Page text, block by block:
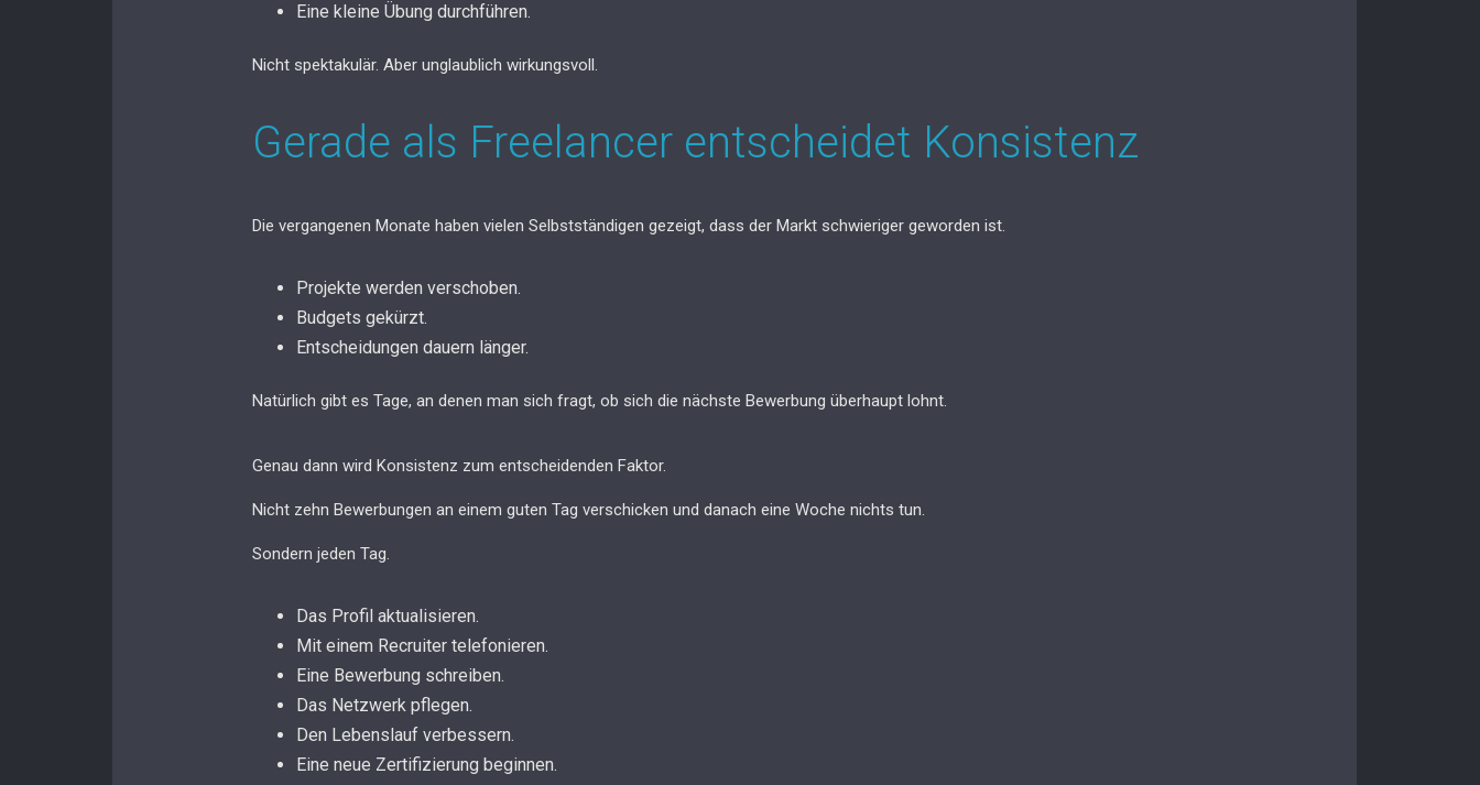
Eine kleine Übung durchführen.
Nicht spektakulär. Aber unglaublich wirkungsvoll.
Gerade als Freelancer entscheidet Konsistenz
Die vergangenen Monate haben vielen Selbstständigen gezeigt, dass der Markt schwieriger geworden ist.
Projekte werden verschoben.
Budgets gekürzt.
Entscheidungen dauern länger.
Natürlich gibt es Tage, an denen man sich fragt, ob sich die nächste Bewerbung überhaupt lohnt.
Genau dann wird Konsistenz zum entscheidenden Faktor.
Nicht zehn Bewerbungen an einem guten Tag verschicken und danach eine Woche nichts tun.
Sondern jeden Tag.
Das Profil aktualisieren.
Mit einem Recruiter telefonieren.
Eine Bewerbung schreiben.
Das Netzwerk pflegen.
Den Lebenslauf verbessern.
Eine neue Zertifizierung beginnen.